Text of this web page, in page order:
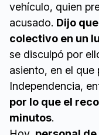
vehículo, quien
acusado. Dijo
colectivo en un
se disculpó por
asiento, en el que
Independencia,
por lo que el
minutos.